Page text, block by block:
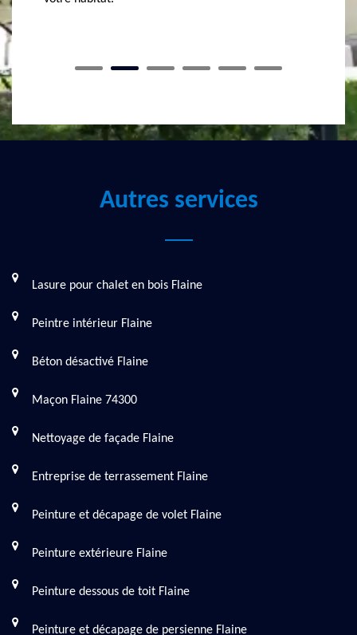
matériaux qui allient esthétique et longévité.
Autres services
Lasure pour chalet en bois Flaine
Peintre intérieur Flaine
Béton désactivé Flaine
Maçon Flaine 74300
Nettoyage de façade Flaine
Entreprise de terrassement Flaine
Peinture et décapage de volet Flaine
Peinture extérieure Flaine
Peinture dessous de toit Flaine
Peinture et décapage de persienne Flaine